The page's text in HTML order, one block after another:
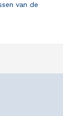
van de